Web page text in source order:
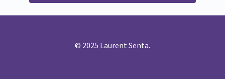
© 2025 Laurent Senta.